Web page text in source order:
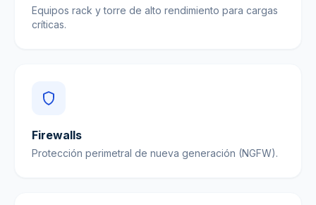
Equipos rack y torre de alto rendimiento para cargas
críticas.
Firewalls
Protección perimetral de nueva generación (NGFW).